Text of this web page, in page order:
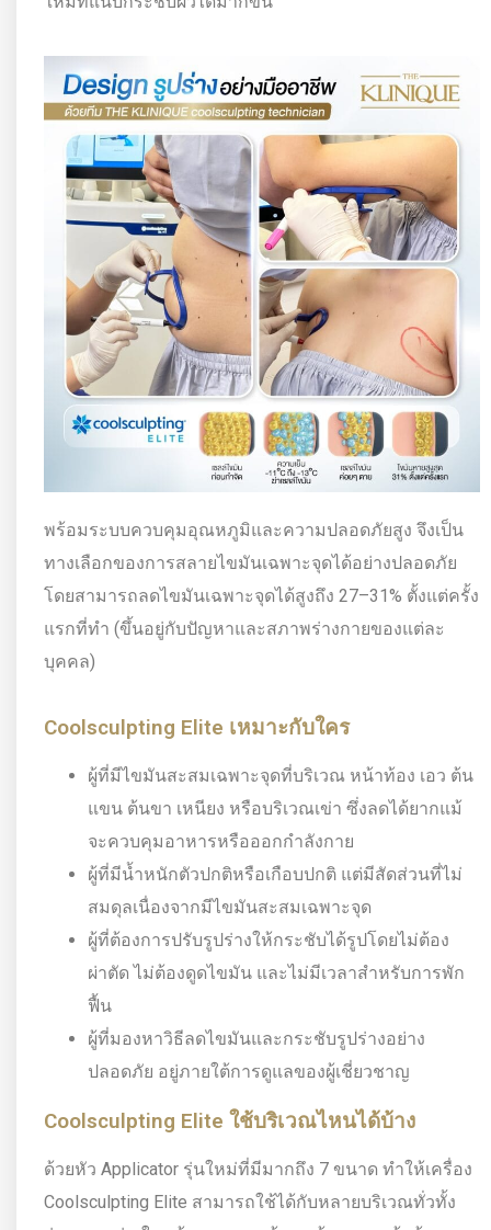
พร้อมระบบควบคุมอุณหภูมิและความปลอดภัยสูง จึงเป็น
ทางเลือกของการสลายไขมันเฉพาะจุดได้อย่างปลอดภัย
โดยสามารถลดไขมันเฉพาะจุดได้สูงถึง 27–31% ตั้งแต่ครั้ง
แรกที่ทำ (ขึ้นอยู่กับปัญหาและสภาพร่างกายของแต่ละ
บุคคล)
Coolsculpting Elite เหมาะกับใคร
ผู้ที่มีไขมันสะสมเฉพาะจุดที่บริเวณ หน้าท้อง เอว ต้น
แขน ต้นขา เหนียง หรือบริเวณเข่า ซึ่งลดได้ยากแม้
จะควบคุมอาหารหรือออกกำลังกาย
ผู้ที่มีน้ำหนักตัวปกติหรือเกือบปกติ แต่มีสัดส่วนที่ไม่
สมดุลเนื่องจากมีไขมันสะสมเฉพาะจุด
ผู้ที่ต้องการปรับรูปร่างให้กระชับได้รูปโดยไม่ต้อง
ผ่าตัด ไม่ต้องดูดไขมัน และไม่มีเวลาสำหรับการพัก
ฟื้น
ผู้ที่มองหาวิธีลดไขมันและกระชับรูปร่างอย่าง
ปลอดภัย อยู่ภายใต้การดูแลของผู้เชี่ยวชาญ
Coolsculpting Elite ใช้บริเวณไหนได้บ้าง
ด้วยหัว Applicator รุ่นใหม่ที่มีมากถึง 7 ขนาด ทำให้เครื่อง
Coolsculpting Elite สามารถใช้ได้กับหลายบริเวณทั่วทั้ง